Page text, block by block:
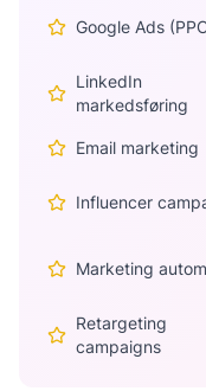
Google Ads
LinkedIn
markedsføring
Email marketing
Influencer
Marketing
Retargeting
campaigns